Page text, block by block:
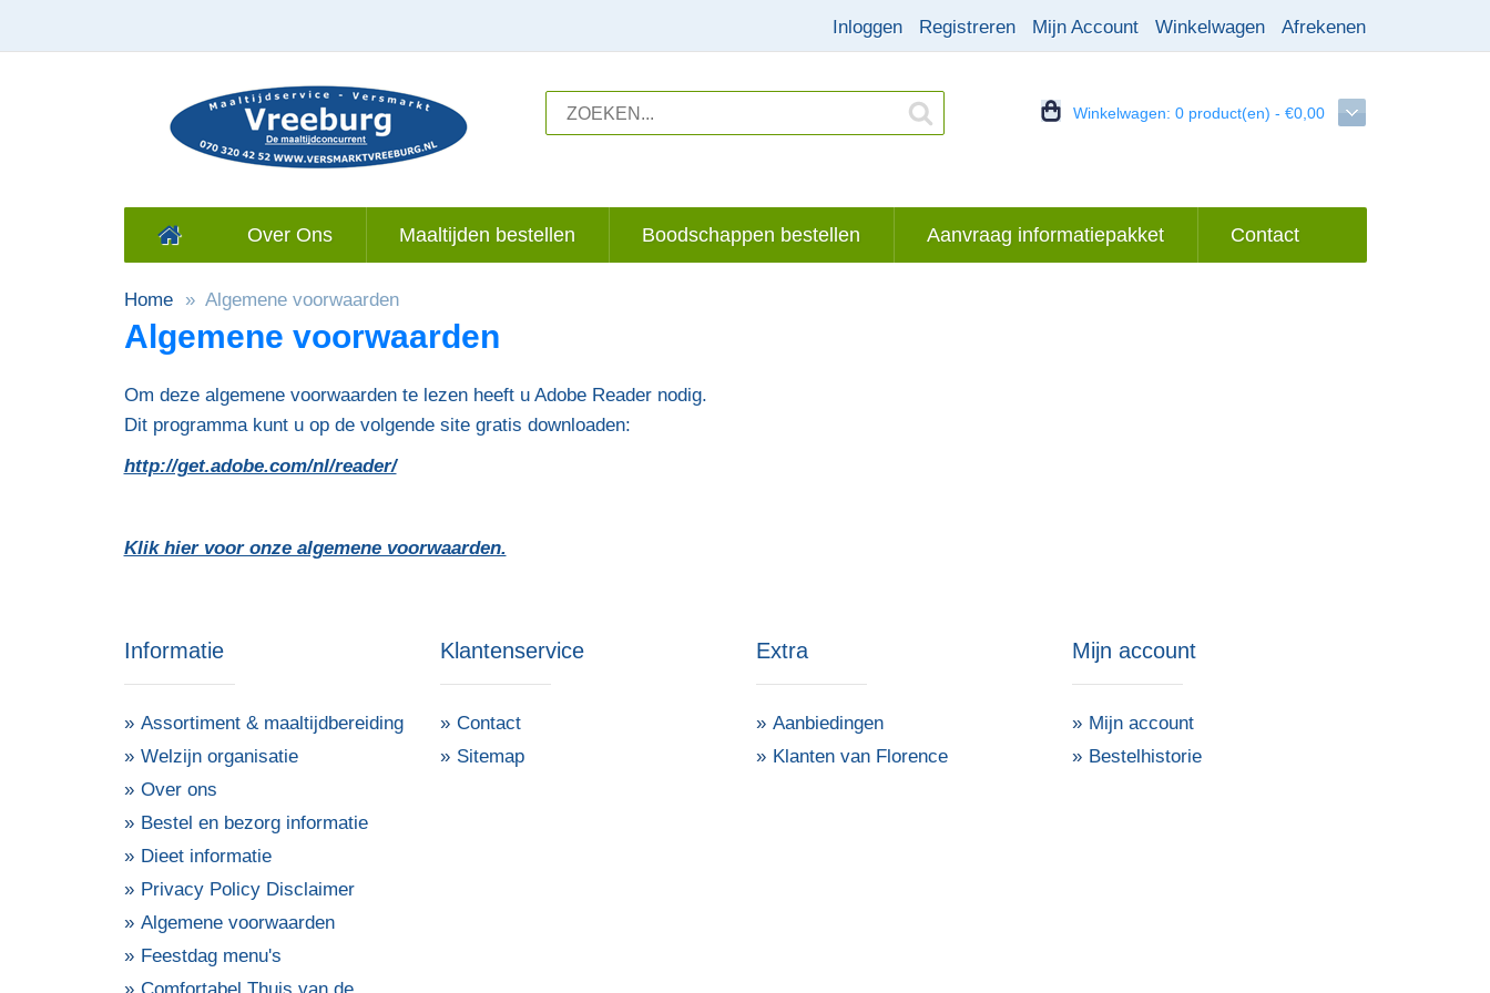
Inloggen Registreren Mijn Account Winkelwagen Afrekenen
Winkelwagen: 0 product(en) - €0,00
Over Ons Maaltijden bestellen Boodschappen bestellen Aanvraag informatiepakket Contact
Home Algemene voorwaarden
Algemene voorwaarden
Om deze algemene voorwaarden te lezen heeft u Adobe Reader nodig.
Dit programma kunt u op de volgende site gratis downloaden:
http://get.adobe.com/nl/reader/
Klik hier voor onze algemene voorwaarden.
Informatie
Assortiment & maaltijdbereiding
Welzijn organisatie
Over ons
Bestel en bezorg informatie
Dieet informatie
Privacy Policy Disclaimer
Algemene voorwaarden
Feestdag menu's
Klantenservice
Contact
Sitemap
Extra
Aanbiedingen
Klanten van Florence
Mijn account
Mijn account
Bestelhistorie